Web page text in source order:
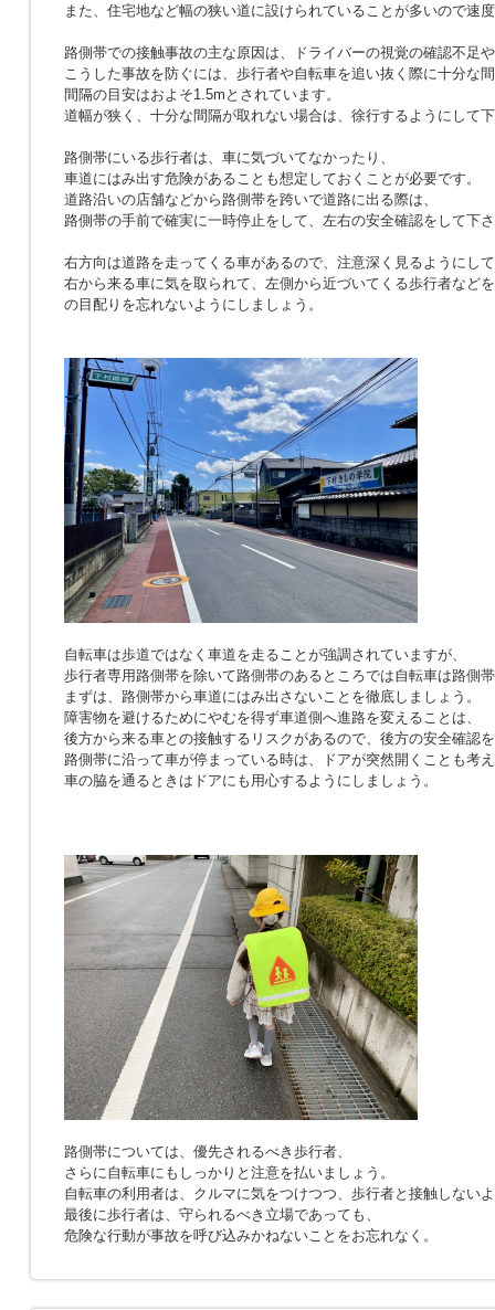
また、住宅地など幅の狭い道に設けられていることが多いので速
路側帯での接触事故の主な原因は、ドライバーの視覚の確認不足
こうした事故を防ぐには、歩行者や自転車を追い抜く際に十分な
間隔の目安はおよそ1.5mとされています。
道幅が狭く、十分な間隔が取れない場合は、徐行するようにして
路側帯にいる歩行者は、車に気づいてなかったり、
車道にはみ出す危険があることも想定しておくことが必要です。
道路沿いの店舗などから路側帯を跨いで道路に出る際は、
路側帯の手前で確実に一時停止をして、左右の安全確認をして下
右方向は道路を走ってくる車があるので、注意深く見るようにし
右から来る車に気を取られて、左側から近づいてくる歩行者など
の目配りを忘れないようにしましょう。
自転車は歩道ではなく車道を走ることが強調されていますが、
歩行者専用路側帯を除いて路側帯のあるところでは自転車は路側
まずは、路側帯から車道にはみ出さないことを徹底しましょう。
障害物を避けるためにやむを得ず車道側へ進路を変えることは、
後方から来る車との接触するリスクがあるので、後方の安全確認
路側帯に沿って車が停まっている時は、ドアが突然開くことも考
車の脇を通るときはドアにも用心するようにしましょう。
路側帯については、優先されるべき歩行者、
さらに自転車にもしっかりと注意を払いましょう。
自転車の利用者は、クルマに気をつけつつ、歩行者と接触しない
最後に歩行者は、守られるべき立場であっても、
危険な行動が事故を呼び込みかねないことをお忘れなく。